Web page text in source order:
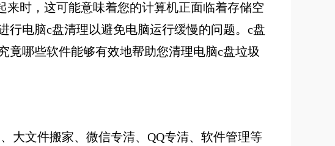
时，这可能意味着您的计算机正面临着存储空
行电脑c盘清理以避免电脑运行缓慢的问题。c盘
竟哪些软件能够有效地帮助您清理电脑c盘垃圾
大文件搬家、微信专清、QQ专清、软件管理等